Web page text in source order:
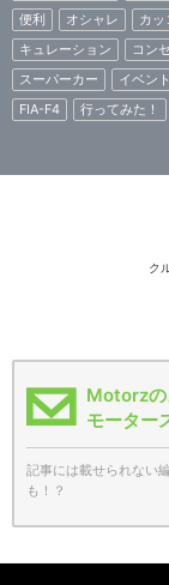
便利
オシャレ カッ
キュレーション
コン
スーパーカー
イベン
FIA-F4
行ってみた！
ク
Motorzの
モーター
記事には載せられない
も！？